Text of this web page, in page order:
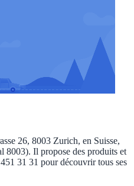
26, 8003 Zurich, en Suisse,
8003). Il propose des produits et
31 31 pour découvrir tous ses